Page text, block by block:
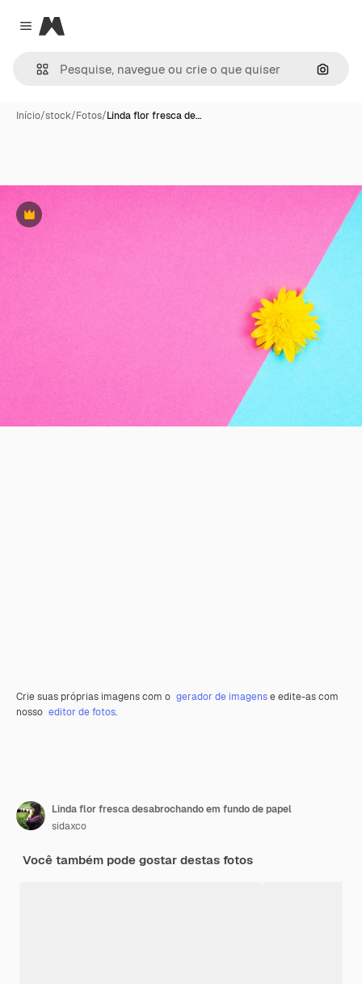
Close menu
Magnific
Início/stock/Fotos/Linda flor fresca de…
Premium
Crie suas próprias imagens com o gerador de imagense edite-as com
nosso editor de fotos.
Linda flor fresca desabrochando em fundo de papel
sidaxco
Você também pode gostar destas fotos